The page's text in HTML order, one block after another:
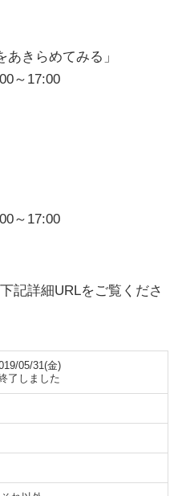
きらめてみる」
～17:00
～17:00
記詳細URLをご覧くださ
05/31(金)
了しました